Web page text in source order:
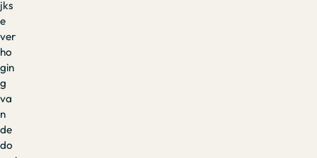
jks
e
ver
ho
gin
g
va
n
de
do